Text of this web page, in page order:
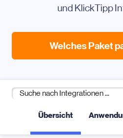
und KlickTipp
Welches Paket
Übersicht